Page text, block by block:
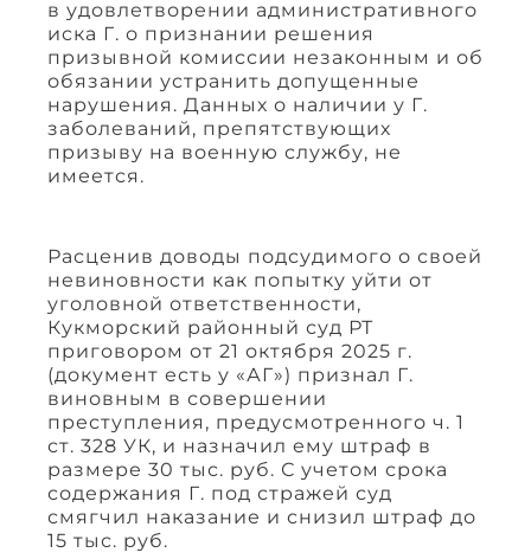
в удовлетворении административного
иска Г. о признании решения
призывной комиссии незаконным и об
обязании устранить допущенные
нарушения. Данных о наличии у Г.
заболеваний, препятствующих
призыву на военную службу, не
имеется.
Расценив доводы подсудимого о своей
невиновности как попытку уйти от
уголовной ответственности,
Кукморский районный суд РТ
приговором от 21 октября 2025 г.
(документ есть у «АГ») признал Г.
виновным в совершении
преступления, предусмотренного ч. 1
ст. 328 УК, и назначил ему штраф в
размере 30 тыс. руб. С учетом срока
содержания Г. под стражей суд
смягчил наказание и снизил штраф до
15 тыс. руб.